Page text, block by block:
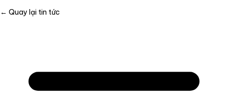
← Quay lại tin tức